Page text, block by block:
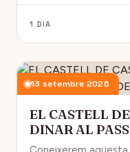
1 DIA
13 setembre 2026
EL CASTELL
DINAR AL
SITGES